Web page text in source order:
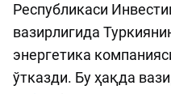
Республикаси
вазирлигида
энергетика
ўтказди. Бу ҳақда